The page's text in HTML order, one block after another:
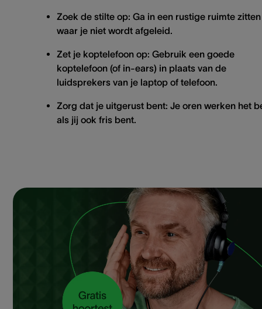
Zoek de stilte op: Ga in een rustige ruimte zitten
waar je niet wordt afgeleid.
Zet je koptelefoon op: Gebruik een goede
koptelefoon (of in-ears) in plaats van de
luidsprekers van je laptop of telefoon.
Zorg dat je uitgerust bent: Je oren werken het
als jij ook fris bent.